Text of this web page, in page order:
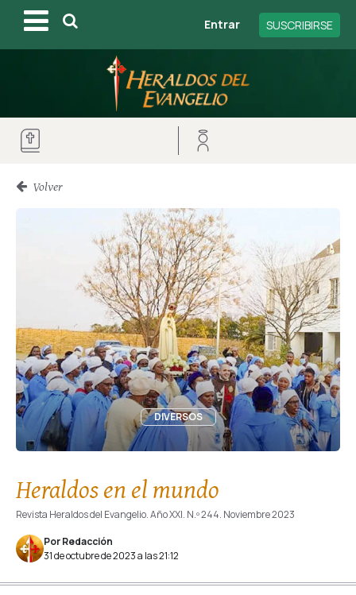
Entrar SUSCRIBIRSE
Volver
DIVERSOS
Heraldos en el mundo
Revista Heraldos del Evangelio. Año XXI. N.º 244. Noviembre 2023
Por Redacción
31 de octubre de 2023 a las 21:12